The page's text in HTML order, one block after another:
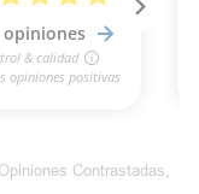
Contrastadas,